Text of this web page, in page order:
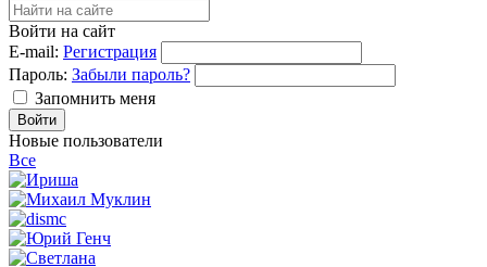
Войти на сайт
E-mail: Регистрация
Пароль: Забыли пароль?
Запомнить меня
Новые пользователи
Все